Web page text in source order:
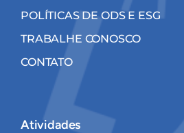
POLÍTICAS DE ODS E ESG
TRABALHE CONOSCO
CONTATO
Atividades